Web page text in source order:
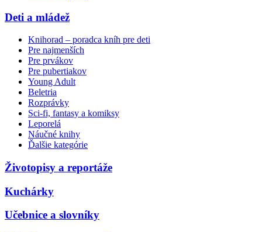
Deti a mládež
Knihorad – poradca kníh pre deti
Pre najmenších
Pre prvákov
Pre pubertiakov
Young Adult
Beletria
Rozprávky
Sci-fi, fantasy a komiksy
Leporelá
Náučné knihy
Ďalšie kategórie
Životopisy a reportáže
Kuchárky
Učebnice a slovníky